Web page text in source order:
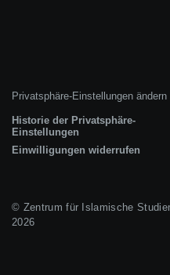
Privatsphäre-Einstellungen ändern
Historie der Privatsphäre-
Einstellungen
Einwilligungen widerrufen
© Zentrum für Islamische
2026